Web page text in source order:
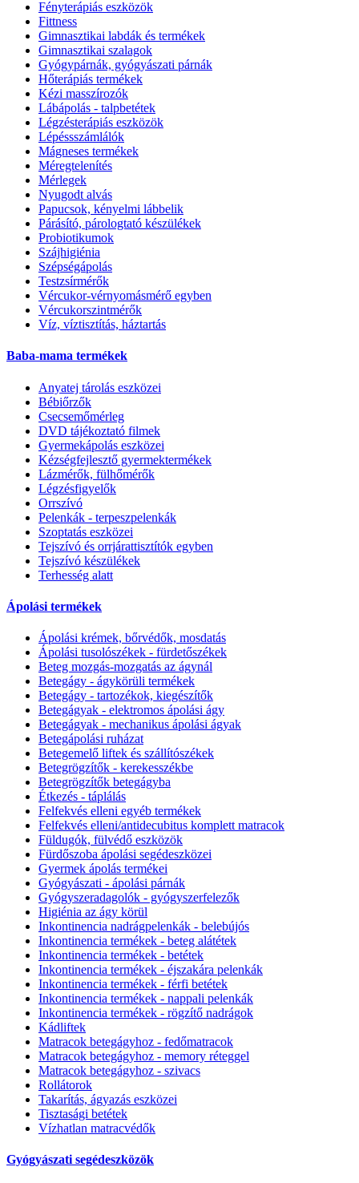
Fényterápiás eszközök
Fittness
Gimnasztikai labdák és termékek
Gimnasztikai szalagok
Gyógypárnák, gyógyászati párnák
Hőterápiás termékek
Kézi masszírozók
Lábápolás - talpbetétek
Légzésterápiás eszközök
Lépéssszámlálók
Mágneses termékek
Méregtelenítés
Mérlegek
Nyugodt alvás
Papucsok, kényelmi lábbelik
Párásító, párologtató készülékek
Probiotikumok
Szájhigiénia
Szépségápolás
Testzsírmérők
Vércukor-vérnyomásmérő egyben
Vércukorszintmérők
Víz, víztisztítás, háztartás
Baba-mama termékek
Anyatej tárolás eszközei
Bébiőrzők
Csecsemőmérleg
DVD tájékoztató filmek
Gyermekápolás eszközei
Kézségfejlesztő gyermektermékek
Lázmérők, fülhőmérők
Légzésfigyelők
Orrszívó
Pelenkák - terpeszpelenkák
Szoptatás eszközei
Tejszívó és orrjárattisztítók egyben
Tejszívó készülékek
Terhesség alatt
Ápolási termékek
Ápolási krémek, bőrvédők, mosdatás
Ápolási tusolószékek - fürdetőszékek
Beteg mozgás-mozgatás az ágynál
Betegágy - ágykörüli termékek
Betegágy - tartozékok, kiegészítők
Betegágyak - elektromos ápolási ágy
Betegágyak - mechanikus ápolási ágyak
Betegápolási ruházat
Betegemelő liftek és szállítószékek
Betegrögzítők - kerekesszékbe
Betegrögzítők betegágyba
Étkezés - táplálás
Felfekvés elleni egyéb termékek
Felfekvés elleni/antidecubitus komplett matracok
Füldugók, fülvédő eszközök
Fürdőszoba ápolási segédeszközei
Gyermek ápolás termékei
Gyógyászati - ápolási párnák
Gyógyszeradagolók - gyógyszerfelezők
Higiénia az ágy körül
Inkontinencia nadrágpelenkák - belebújós
Inkontinencia termékek - beteg alátétek
Inkontinencia termékek - betétek
Inkontinencia termékek - éjszakára pelenkák
Inkontinencia termékek - férfi betétek
Inkontinencia termékek - nappali pelenkák
Inkontinencia termékek - rögzítő nadrágok
Kádliftek
Matracok betegágyhoz - fedőmatracok
Matracok betegágyhoz - memory réteggel
Matracok betegágyhoz - szivacs
Rollátorok
Takarítás, ágyazás eszközei
Tisztasági betétek
Vízhatlan matracvédők
Gyógyászati segédeszközök